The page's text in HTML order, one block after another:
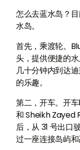
怎么去蓝水岛？
水岛。
首先，乘渡轮。
头，提供便捷的
几十分钟内到达
的乐趣。
第二，开车。开
和 Sheikh Zayed
后，从 31 号出口
过一座连接岛屿和